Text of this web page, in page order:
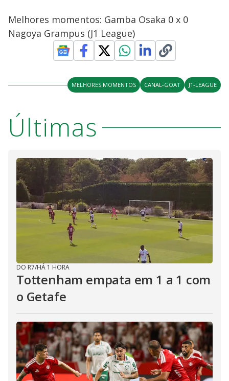
Melhores momentos: Gamba Osaka 0 x 0
Nagoya Grampus (J1 League)
MELHORES MOMENTOS CANAL-GOAT J1-LEAGUE
Últimas
DO R7/HÁ 1 HORA
Tottenham empata em 1 a 1 com
o Getafe